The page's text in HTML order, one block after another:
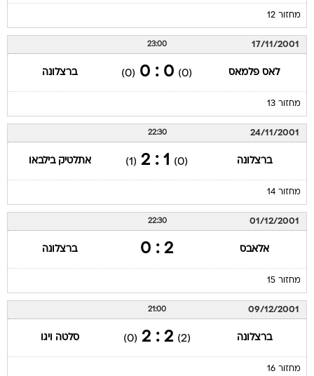
מחזור 12
17/11/2001
23:00
לאס פלמאס (0)
0 : 0
(0) ברצלונה
מחזור 13
24/11/2001
22:30
ברצלונה (0)
1 : 2
(1) אתלטיק בילבאו
מחזור 14
01/12/2001
22:30
אלאבס 2 : 0 ברצלונה
מחזור 15
09/12/2001
21:00
ברצלונה (2)
2 : 2
(0) סלטה ויגו
מחזור 16